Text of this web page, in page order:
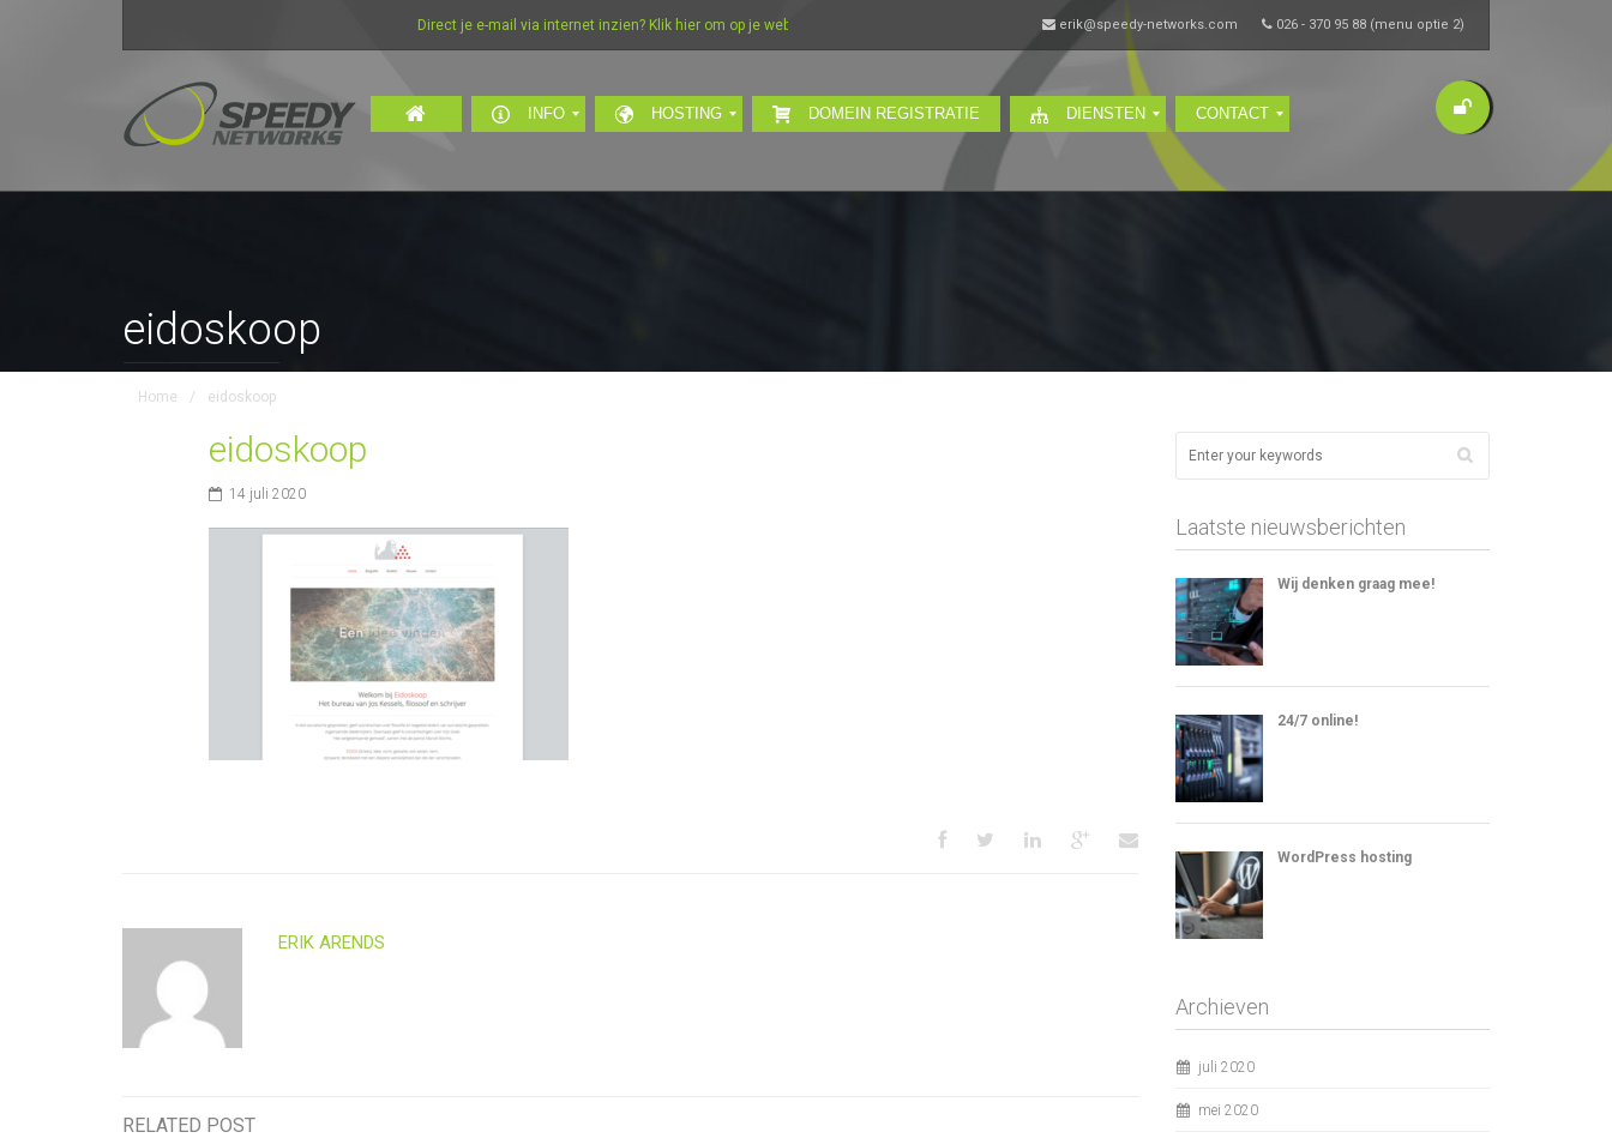
Direct je e-mail via internet inzien? Klik hier om op je webmail in te loggen… erik@speedy-networks.com 026 - 370 95 88 (menu optie 2)
INFO HOSTING DOMEIN REGISTRATIE DIENSTEN CONTACT
eidoskoop
Home / eidoskoop
eidoskoop
14 juli 2020
ERIK ARENDS
RELATED POST
Laatste nieuwsberichten
Wij denken graag mee!
24/7 online!
WordPress hosting
Archieven
juli 2020
mei 2020